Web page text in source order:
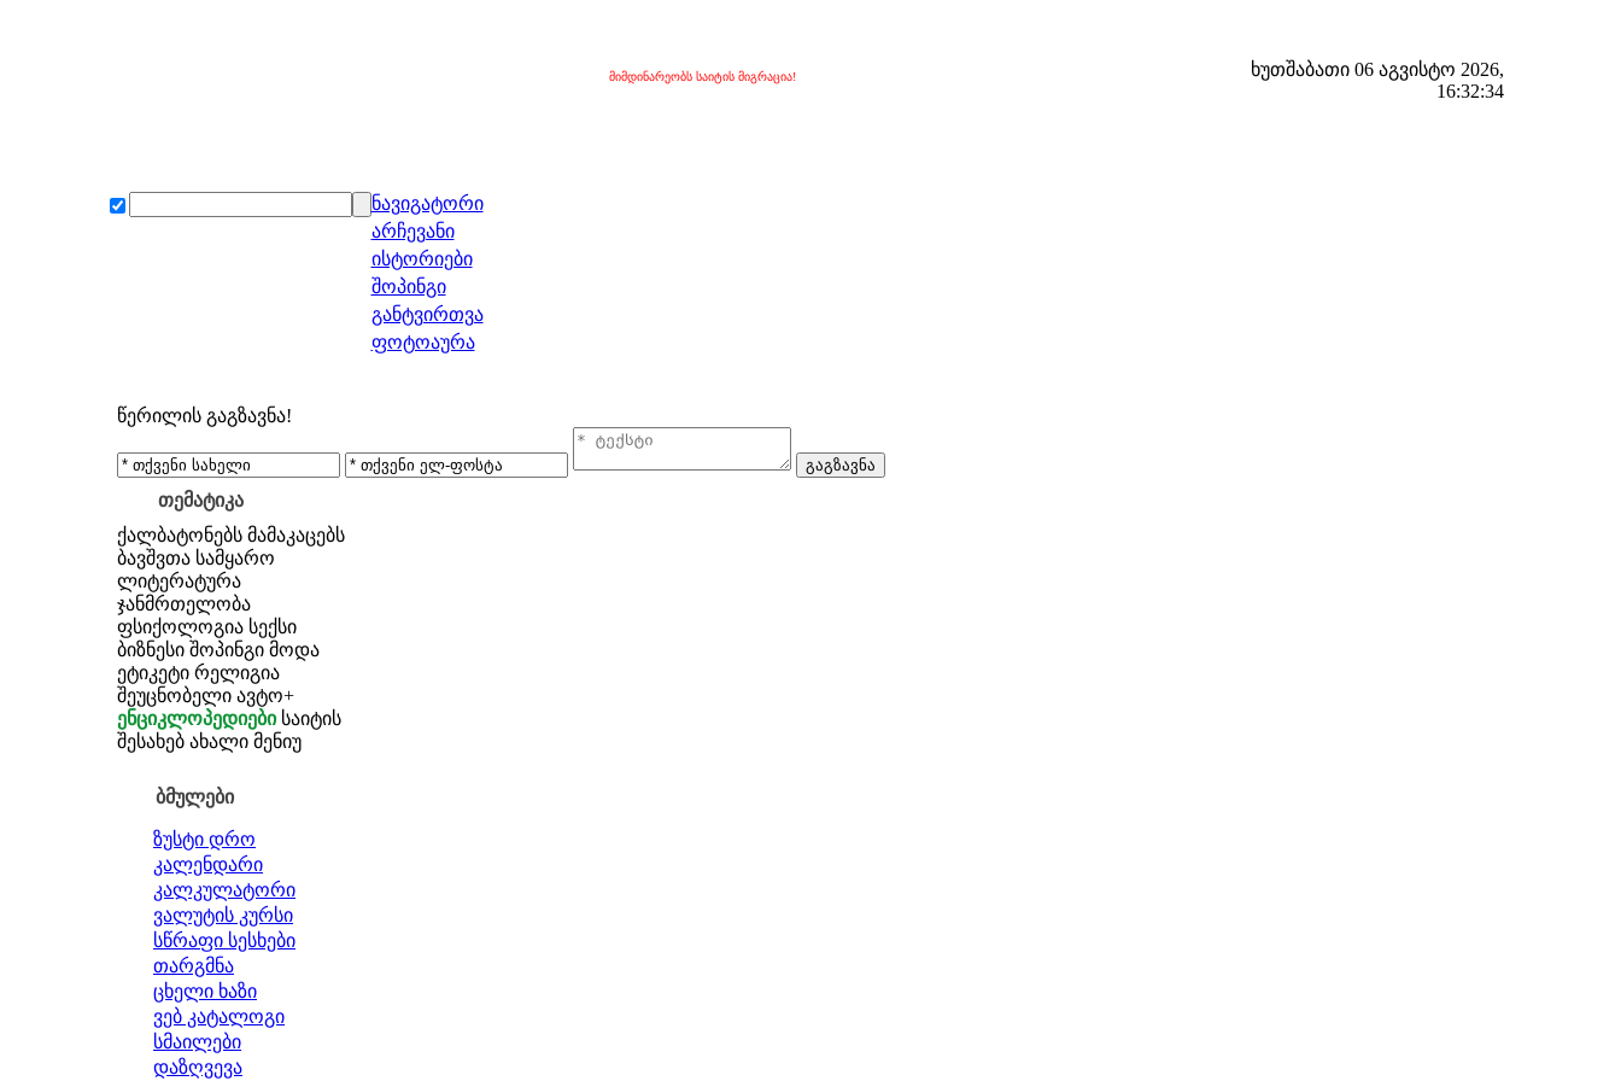
მიმდინარეობს საიტის მიგრაცია!
ხუთშაბათი 06 აგვისტო 2026,
16:32:34
ნავიგატორი
არჩევანი
ისტორიები
შოპინგი
განტვირთვა
ფოტოაურა
წერილის გაგზავნა!
თემატიკა
ქალბატონებს მამაკაცებს
ბავშვთა სამყარო
ლიტერატურა
ჯანმრთელობა
ფსიქოლოგია სექსი
ბიზნესი შოპინგი მოდა
ეტიკეტი რელიგია
შეუცნობელი ავტო+
ენციკლოპედიები საიტის
შესახებ ახალი მენიუ
ბმულები
ზუსტი დრო
კალენდარი
კალკულატორი
ვალუტის კურსი
სწრაფი სესხები
თარგმნა
ცხელი ხაზი
ვებ კატალოგი
სმაილები
დაზღვევა